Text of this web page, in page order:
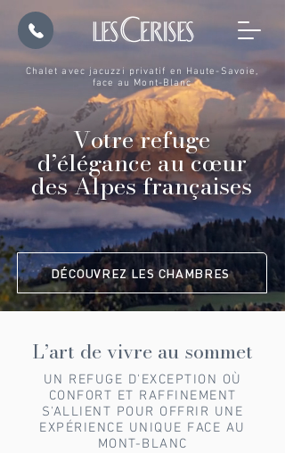
Chalet avec jacuzzi privatif en Haute-Savoie,
face au Mont-Blanc
Votre refuge
d’élégance au cœur
des Alpes françaises
DÉCOUVREZ LES CHAMBRES
L’art de vivre au sommet
UN REFUGE D'EXCEPTION OÙ
CONFORT ET RAFFINEMENT
S'ALLIENT POUR OFFRIR UNE
EXPÉRIENCE UNIQUE FACE AU
MONT-BLANC